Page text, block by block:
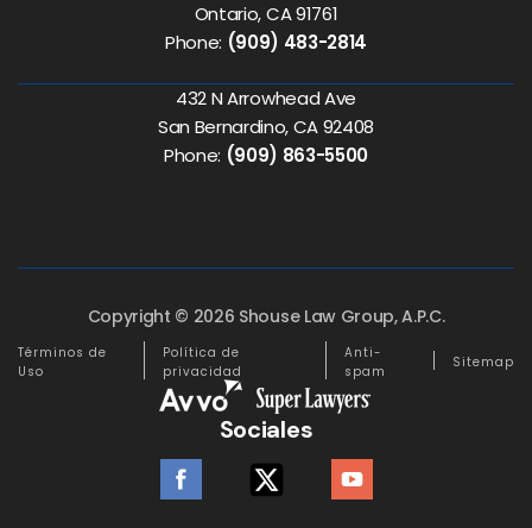
Ontario, CA 91761
Phone: (909) 483-2814
432 N Arrowhead Ave
San Bernardino, CA 92408
Phone: (909) 863-5500
Copyright © 2026 Shouse Law Group, A.P.C.
Términos de
Uso
Política de
privacidad
Anti-
spam
Sitemap
Sociales
facebook twitter youtube